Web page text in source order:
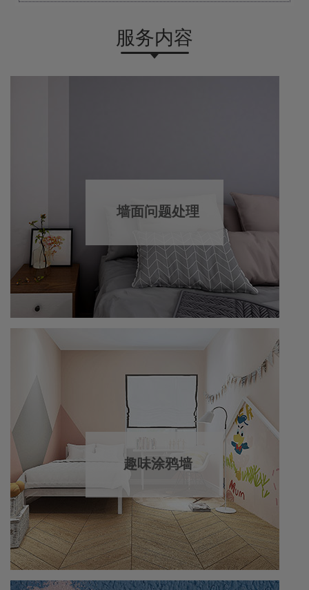
服务内容
墙面问题处理
趣味涂鸦墙